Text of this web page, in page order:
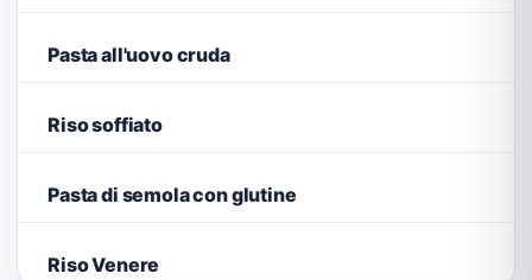
Pasta all'uovo cruda
Riso soffiato
Pasta di semola con glutine
Riso Venere